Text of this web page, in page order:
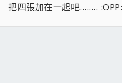
把四張加在一起吧........ :OPP: